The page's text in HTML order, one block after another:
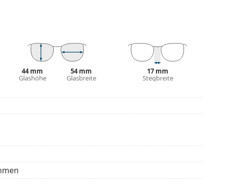
des Etuis und sein Design können variieren.
von Brillen geeignet. Einige Modelle können mit
um weitere Modelle zu finden, oder nutzen Sie
die Anleitung.
44 mm
Glashöhe
54 mm
Glasbreite
17 mm
Stegbreite